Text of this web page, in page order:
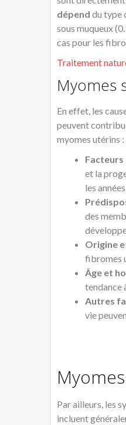
dépend du type
sous muqueux
cas pour les
Traitement
Myomes
En effet, les
peuvent
myomes utérins :
Facteurs
et la
les
des
Origine
fibromes
Âge et
tendance
Autres
vie
Par ailleurs, les
incluent